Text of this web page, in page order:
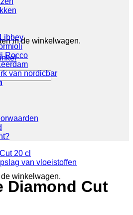
in de winkelwagen.
winkelwagen.
Rocco
van nordicbar
van vloeistoffen
Diamond Cut